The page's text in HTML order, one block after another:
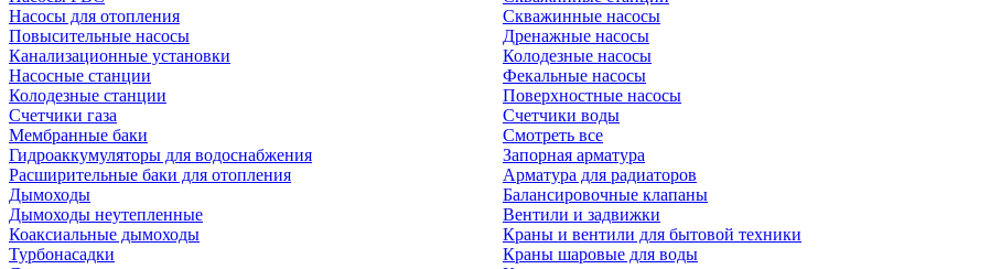
Насосы для отопления
Повысительные насосы
Канализационные установки
Насосные станции
Колодезные станции
Скважинные насосы
Дренажные насосы
Колодезные насосы
Фекальные насосы
Поверхностные насосы
Счетчики газа
Мембранные баки
Гидроаккумуляторы для водоснабжения
Расширительные баки для отопления
Дымоходы
Дымоходы неутепленные
Коаксиальные дымоходы
Турбонасадки
Счетчики воды
Смотреть все
Запорная арматура
Арматура для радиаторов
Балансировочные клапаны
Вентили и задвижки
Краны и вентили для бытовой техники
Краны шаровые для воды